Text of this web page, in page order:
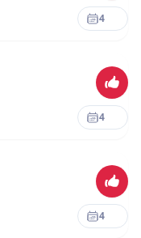
4
4
4